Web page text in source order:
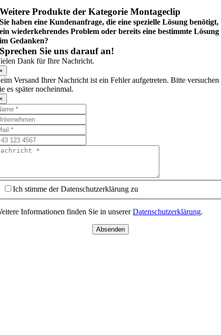
Weitere Produkte der Kategorie Montageclip
Sie haben eine Kundenanfrage, die eine spezielle Lösung benötigt,
ein wiederkehrendes Problem oder bereits eine bestimmte Lösung
im Gedanken?
Sprechen Sie uns darauf an!
Dank für Ihre Nachricht.
Versand Ihrer Nachricht ist ein Fehler aufgetreten. Bitte versuchen
es später nocheinmal.
Ich stimme der Datenschutzerklärung zu
Informationen finden Sie in unsererDatenschutzerklärung.
Absenden